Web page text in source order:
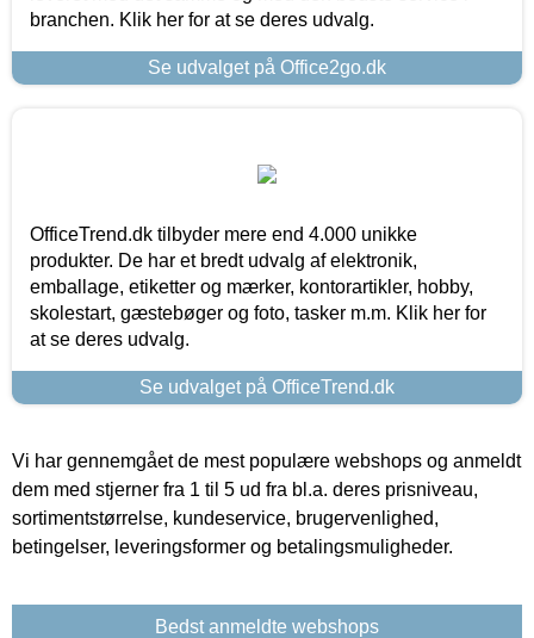
branchen. Klik her for at se deres udvalg.
Se udvalget på Office2go.dk
OfficeTrend.dk tilbyder mere end 4.000 unikke
produkter. De har et bredt udvalg af elektronik,
emballage, etiketter og mærker, kontorartikler, hobby,
skolestart, gæstebøger og foto, tasker m.m. Klik her for
at se deres udvalg.
Se udvalget på OfficeTrend.dk
Vi har gennemgået de mest populære webshops og anmeldt
dem med stjerner fra 1 til 5 ud fra bl.a. deres prisniveau,
sortimentstørrelse, kundeservice, brugervenlighed,
betingelser, leveringsformer og betalingsmuligheder.
Bedst anmeldte webshops